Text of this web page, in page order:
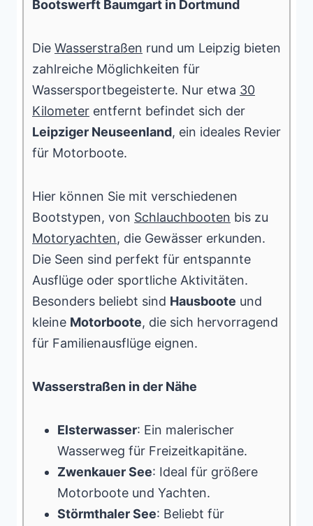
Bootswerft Baumgart in Dortmund
Die Wasserstraßen rund um Leipzig bieten
zahlreiche Möglichkeiten für
Wassersportbegeisterte. Nur etwa 30
Kilometer entfernt befindet sich der
Leipziger Neuseenland, ein ideales Revier
für Motorboote.
Hier können Sie mit verschiedenen
Bootstypen, von Schlauchbooten bis zu
Motoryachten, die Gewässer erkunden.
Die Seen sind perfekt für entspannte
Ausflüge oder sportliche Aktivitäten.
Besonders beliebt sind Hausboote und
kleine Motorboote, die sich hervorragend
für Familienausflüge eignen.
Wasserstraßen in der Nähe
Elsterwasser: Ein malerischer
Wasserweg für Freizeitkapitäne.
Zwenkauer See: Ideal für größere
Motorboote und Yachten.
Störmthaler See: Beliebt für